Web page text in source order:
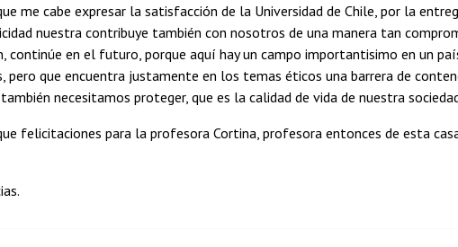
me cabe expresar la satisfacción de la Universidad de Chile, por la
nuestra contribuye también con nosotros de una manera tan
continúe en el futuro, porque aquí hay un campo importantisimo en un
pero que encuentra justamente en los temas éticos una barrera de
necesitamos proteger, que es la calidad de vida de nuestra
felicitaciones para la profesora Cortina, profesora entonces de esta